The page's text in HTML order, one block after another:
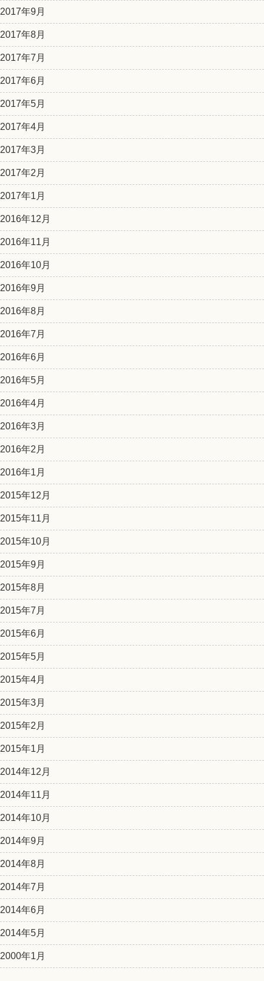
2017年9月
2017年8月
2017年7月
2017年6月
2017年5月
2017年4月
2017年3月
2017年2月
2017年1月
2016年12月
2016年11月
2016年10月
2016年9月
2016年8月
2016年7月
2016年6月
2016年5月
2016年4月
2016年3月
2016年2月
2016年1月
2015年12月
2015年11月
2015年10月
2015年9月
2015年8月
2015年7月
2015年6月
2015年5月
2015年4月
2015年3月
2015年2月
2015年1月
2014年12月
2014年11月
2014年10月
2014年9月
2014年8月
2014年7月
2014年6月
2014年5月
2000年1月